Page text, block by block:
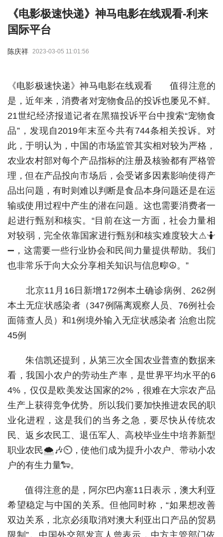
《电影极速快递》神马电影在线观看-利来
国际平台
陈庆祥 2023-03-05 11:01:56
《电影极速快递》神马电影在线观看 值得注意的
是，近年来，消费者对宠物食品的投诉也屡见不鲜。
21世纪经济报道记者在黑猫投诉平台中搜索“宠物食
品”，发现自2019年末至今共有744条相关投诉。对
此，于明认为，中国的市场监管其实相对较为严格，
农业农村部对每个产品指标的注册及核验都有严格管
理，但在产品投向市场后，会受诸多因素影响使得产
品出问题，有时则难以判断是食品本身问题还是在运
输或使用过程中产生的潜在问题。这也需要消费者一
起进行甄别和核实。“目前在这一方面，社会力量相
对较弱，完全依靠国家进行甄别和核实难度较大⚠🤷
➖，这需要一些行业协会和民间力量提供帮助。我们
也非常乐于向大众分享相关知识与信息🎼☮。”
北京11月16日新增172例本土确诊病例、262例
本土无症状感染者（347例隔离观察人员、76例社会
面筛查人员）和1例境外输入无症状感染者 治愈出院
45例
朱信凯还提到，从第三次全国农业普查的数据来
看，我国小农户的劳动生产率，是世界平均水平的6
4%，仅仅是欧美发达国家的2%，很难在大宗农产品
生产上获得竞争优势。所以我们要加快推进农民的职
业化进程，这是我们的当务之急，要尽快从传统农
民、返乡农民工、退伍军人、高校毕业生中培养新型
职业农民🌨🎶⏲，使他们成为提升小农户、带动小农
户的有生力量🐑。
值得注意的是，阿尔巴内塞11日表示，澳大利亚
希望稳定与中国的关系。但他同时称，“如果想改善
双边关系，北京必须取消对澳大利亚出口产品的贸易
限制”。中国外交部发言人曾表示，中方主管部门依